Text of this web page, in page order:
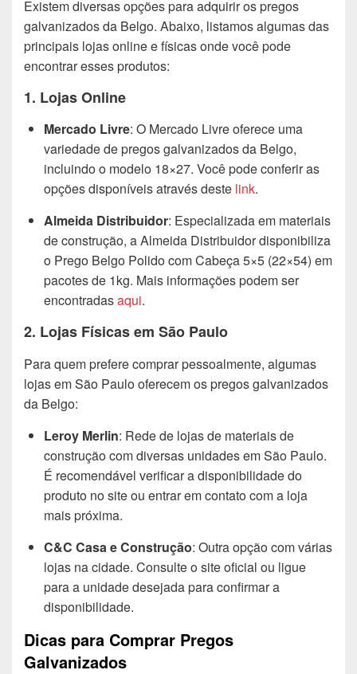
Existem diversas opções para adquirir os pregos
galvanizados da Belgo. Abaixo, listamos algumas das
principais lojas online e físicas onde você pode
encontrar esses produtos:
1. Lojas Online
Mercado Livre: O Mercado Livre oferece uma
variedade de pregos galvanizados da Belgo,
incluindo o modelo 18×27. Você pode conferir as
opções disponíveis através deste link.
Almeida Distribuidor: Especializada em materiais
de construção, a Almeida Distribuidor disponibiliza
o Prego Belgo Polido com Cabeça 5×5 (22×54) em
pacotes de 1kg. Mais informações podem ser
encontradasaqui.
2. Lojas Físicas em São Paulo
Para quem prefere comprar pessoalmente, algumas
lojas em São Paulo oferecem os pregos galvanizados
da Belgo:
Leroy Merlin: Rede de lojas de materiais de
construção com diversas unidades em São Paulo.
É recomendável verificar a disponibilidade do
produto no site ou entrar em contato com a loja
mais próxima.
C&C Casa e Construção: Outra opção com várias
lojas na cidade. Consulte o site oficial ou ligue
para a unidade desejada para confirmar a
disponibilidade.
Dicas para Comprar Pregos
Galvanizados